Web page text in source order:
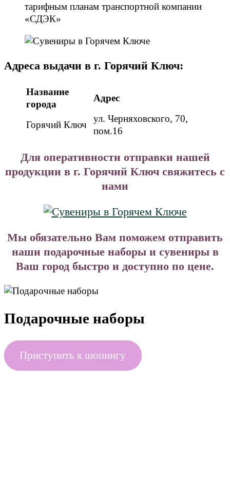
тарифным планам транспортной компании
«СДЭК»
Адреса выдачи в г. Горячий Ключ:
Название
города
Адрес
Горячий Ключ
ул. Черняховского, 70,
пом.16
Для оперативности отправки нашей
продукции в г. Горячий Ключ свяжитесь с
нами
Мы обязательно Вам поможем отправить
наши подарочные наборы и сувениры в
Ваш город быстро и доступно по цене.
Подарочные наборы
Приступить к шопингу